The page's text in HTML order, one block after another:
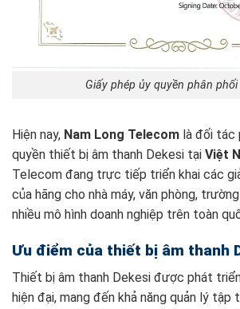
Giấy phép ủy quyền phân phối
Hiện nay, Nam Long Telecom là đối tác
quyền thiết bị âm thanh Dekesi tại Việt
Telecom đang trực tiếp triển khai các
của hãng cho nhà máy, văn phòng,
nhiều mô hình doanh nghiệp trên toàn
Ưu điểm của thiết bị âm thanh
Thiết bị âm thanh Dekesi được phát
hiện đại, mang đến khả năng quản lý tập